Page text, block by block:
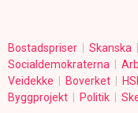
Bostadspriser Skanska
Socialdemokraterna
Veidekke
Boverket
Byggprojekt
Politik